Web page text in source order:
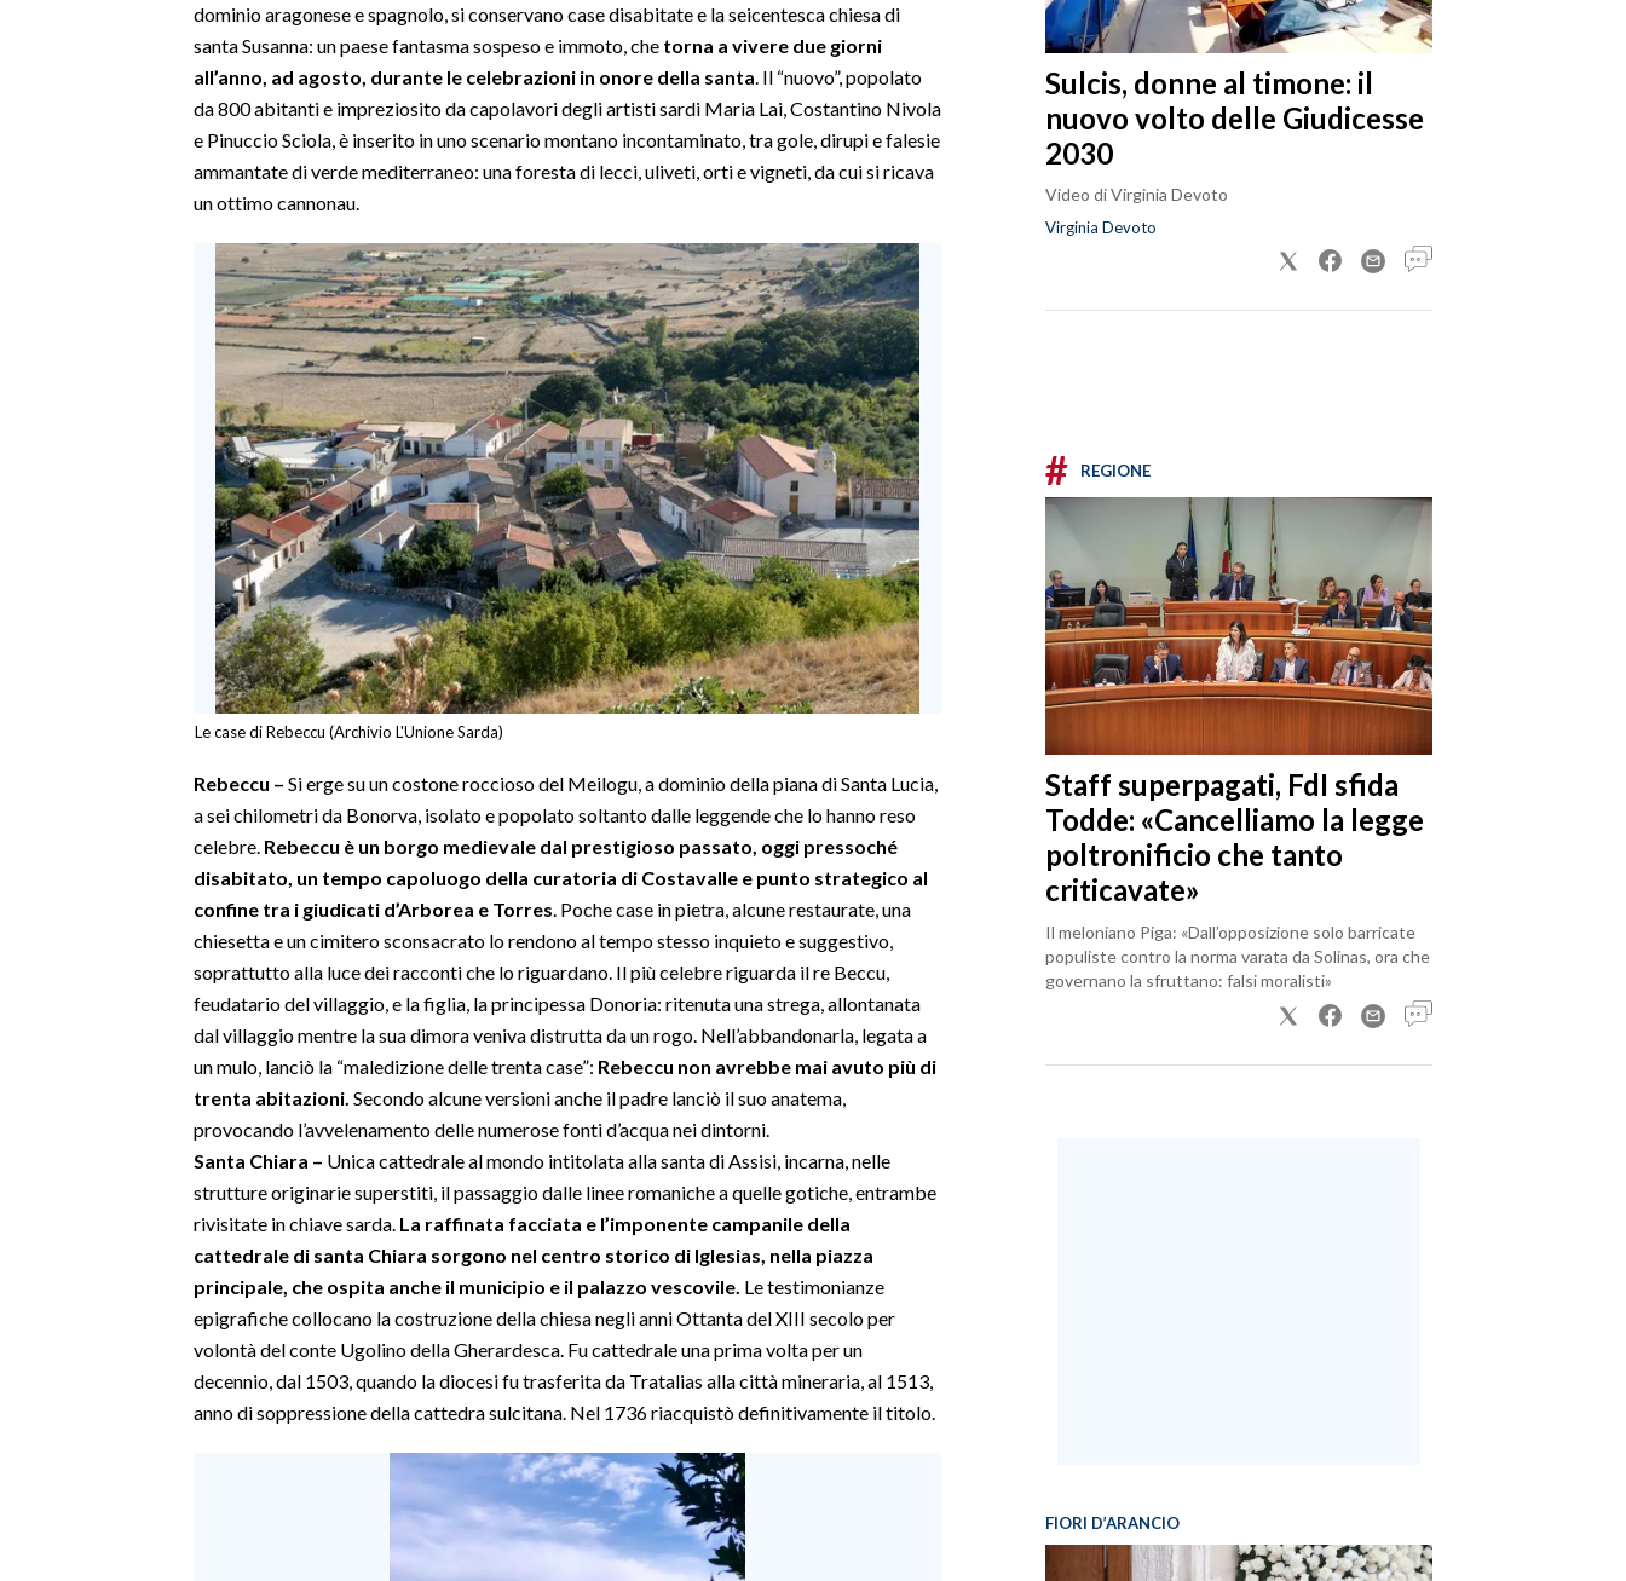
dominio aragonese e spagnolo, si conservano case disabitate e la seicentesca chiesa di
santa Susanna: un paese fantasma sospeso e immoto, che torna a vivere due giorni
all’anno, ad agosto, durante le celebrazioni in onore della santa. Il “nuovo”, popolato
da 800 abitanti e impreziosito da capolavori degli artisti sardi Maria Lai, Costantino Nivola
e Pinuccio Sciola, è inserito in uno scenario montano incontaminato, tra gole, dirupi e falesie
ammantate di verde mediterraneo: una foresta di lecci, uliveti, orti e vigneti, da cui si ricava
un ottimo cannonau.
Le case di Rebeccu (Archivio L'Unione Sarda)
Rebeccu – Si erge su un costone roccioso del Meilogu, a dominio della piana di Santa Lucia,
a sei chilometri da Bonorva, isolato e popolato soltanto dalle leggende che lo hanno reso
celebre. Rebeccu è un borgo medievale dal prestigioso passato, oggi pressoché
disabitato, un tempo capoluogo della curatoria di Costavalle e punto strategico al
confine tra i giudicati d’Arborea e Torres. Poche case in pietra, alcune restaurate, una
chiesetta e un cimitero sconsacrato lo rendono al tempo stesso inquieto e suggestivo,
soprattutto alla luce dei racconti che lo riguardano. Il più celebre riguarda il re Beccu,
feudatario del villaggio, e la figlia, la principessa Donoria: ritenuta una strega, allontanata
dal villaggio mentre la sua dimora veniva distrutta da un rogo. Nell’abbandonarla, legata a
un mulo, lanciò la “maledizione delle trenta case”: Rebeccu non avrebbe mai avuto più di
trenta abitazioni. Secondo alcune versioni anche il padre lanciò il suo anatema,
provocando l’avvelenamento delle numerose fonti d’acqua nei dintorni.
Santa Chiara – Unica cattedrale al mondo intitolata alla santa di Assisi, incarna, nelle
strutture originarie superstiti, il passaggio dalle linee romaniche a quelle gotiche, entrambe
rivisitate in chiave sarda. La raffinata facciata e l’imponente campanile della
cattedrale di santa Chiara sorgono nel centro storico di Iglesias, nella piazza
principale, che ospita anche il municipio e il palazzo vescovile. Le testimonianze
epigrafiche collocano la costruzione della chiesa negli anni Ottanta del XIII secolo per
volontà del conte Ugolino della Gherardesca. Fu cattedrale una prima volta per un
decennio, dal 1503, quando la diocesi fu trasferita da Tratalias alla città mineraria, al 1513,
anno di soppressione della cattedra sulcitana. Nel 1736 riacquistò definitivamente il titolo.
Sulcis, donne al timone: il
nuovo volto delle Giudicesse
2030
Video di Virginia Devoto
Virginia Devoto
# REGIONE
Staff superpagati, FdI sfida
Todde: «Cancelliamo la legge
poltronificio che tanto
criticavate»
Il meloniano Piga: «Dall’opposizione solo barricate
populiste contro la norma varata da Solinas, ora che
governano la sfruttano: falsi moralisti»
FIORI D’ARANCIO